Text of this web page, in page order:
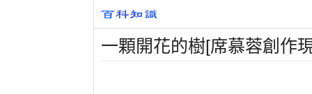
一顆開花的樹[席慕蓉創作